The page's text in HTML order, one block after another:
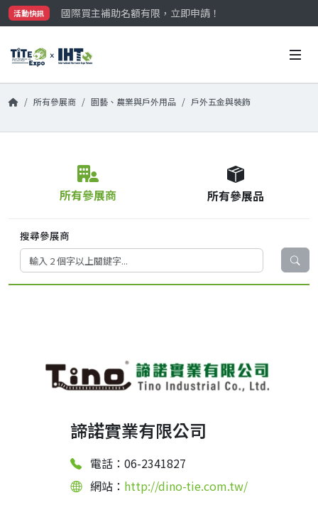
活動快訊
國際買主補助名額有限，立即申請！
參觀門票開放申請中‼️
國際買主補助名額有限，立即申請！
所有參展商 園藝、農業與戶外用品 戶外五金與裝飾
所有參展商 所有參展品
搜尋參展商
諦諾實業有限公司
電話：06-2341827
網站： http://dino-tie.com.tw/